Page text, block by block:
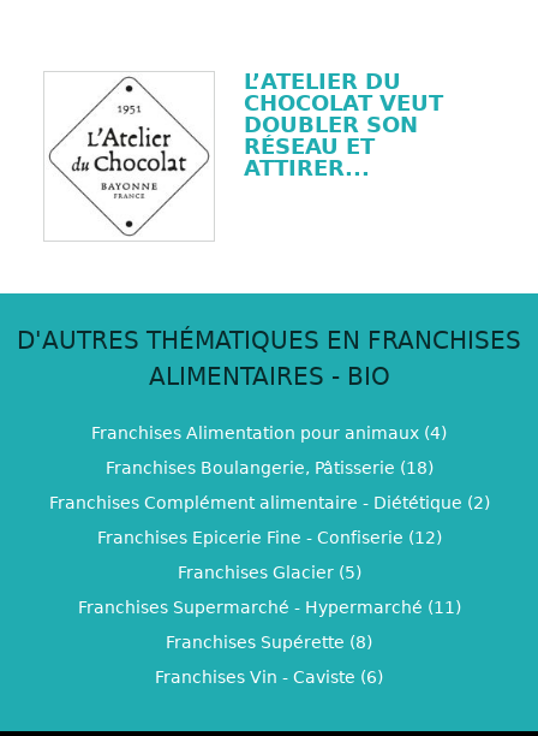
L’ATELIER DU
CHOCOLAT VEUT
DOUBLER SON
RÉSEAU ET
ATTIRER...
D'AUTRES THÉMATIQUES EN FRANCHISES
ALIMENTAIRES - BIO
Franchises Alimentation pour animaux (4)
Franchises Boulangerie, Pâtisserie (18)
Franchises Complément alimentaire - Diététique (2)
Franchises Epicerie Fine - Confiserie (12)
Franchises Glacier (5)
Franchises Supermarché - Hypermarché (11)
Franchises Supérette (8)
Franchises Vin - Caviste (6)